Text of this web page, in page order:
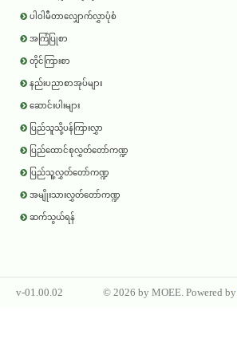
ပါဝါမီတာလျှောက်လွှာပုံစံ
အကြံပြုစာ
တိုင်ကြားစာ
နည်းပညာစာအုပ်များ
ဆောင်းပါးများ
ပြည်သူသို့ပန်ကြားလွှာ
ပြည်ထောင်စုလွှတ်တော်ကဏ္ဍ
ပြည်သူ့လွှတ်တော်ကဏ္ဍ
အမျိုးသားလွှတ်တော်ကဏ္ဍ
ဆက်သွယ်ရန်
v-01.00.02 © 2026 by MOEE. Powered by